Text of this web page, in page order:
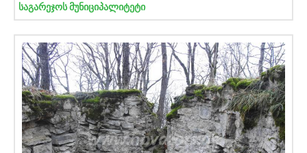
საგარეჯოს მუნიციპალიტეტი